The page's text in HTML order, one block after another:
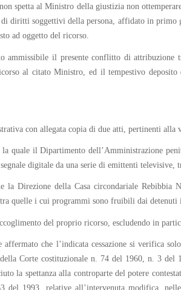
spetta al Ministro della giustizia non
diritti soggettivi della persona, affidato in
ad oggetto del ricorso.
ammissibile il presente conflitto di
al citato Ministro, ed il tempestivo deposito
con allegata copia di due atti, pertinenti alla
il Dipartimento dell’Amministrazione
digitale da una serie di emittenti televisive,
Direzione della Casa circondariale Rebibbia
quelle i cui programmi sono fruibili dai detenuti
del proprio ricorso, escludendo in
che l’indicata cessazione si verifica
Corte costituzionale n. 74 del 1960, n. 3
la spettanza alla controparte del potere
del 1993, relative all’intervenuta modifica,